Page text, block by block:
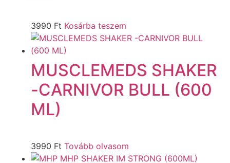
3990 Ft Kosárba teszem
MUSCLEMEDS SHAKER
-CARNIVOR BULL (600
ML)
3990 Ft Tovább olvasom